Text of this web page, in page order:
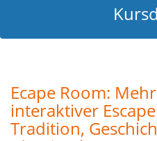
Ecape Room:
interaktiver
Tradition,